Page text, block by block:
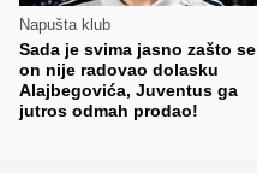
Napušta klub
Sada je svima jasno zašto se
on nije radovao dolasku
Alajbegovića, Juventus ga
jutros odmah prodao!